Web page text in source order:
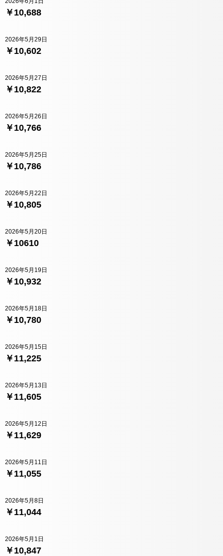
￥10,688
￥10,602
2026年5月29日
￥10,822
2026年5月27日
￥10,766
2026年5月26日
￥10,786
2026年5月25日
￥10,805
2026年5月22日
￥10610
2026年5月20日
￥10,932
2026年5月19日
￥10,780
2026年5月18日
￥11,225
2026年5月15日
￥11,605
2026年5月13日
￥11,629
2026年5月12日
￥11,055
2026年5月11日
￥11,044
2026年5月8日
￥10,847
2026年5月1日